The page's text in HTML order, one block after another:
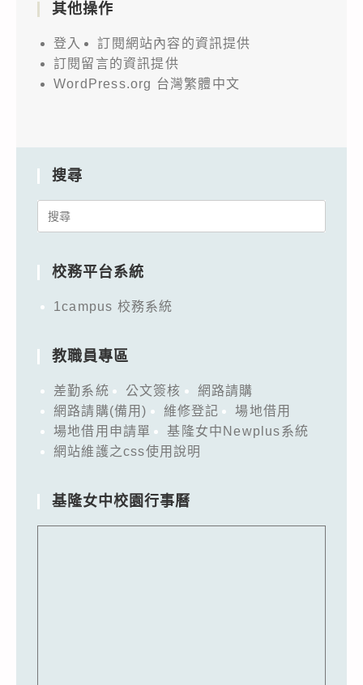
其他操作
登入
訂閱網站內容的資訊提供
訂閱留言的資訊提供
WordPress.org 台灣繁體中文
搜尋
Search
校務平台系統
1campus 校務系統
教職員專區
差勤系統 公文簽核
網路請購
網路請購(備用)
維修登記
場地借用
場地借用申請單
基隆女中Newplus系統
網站維護之css使用說明
基隆女中校園行事曆